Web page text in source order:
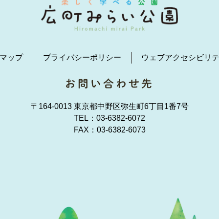
ップ プライバシーポリシー ウェブアクセシビリ
〒164-0013 東京都中野区弥生町6丁目1番7号
TEL： 03-6382-6072
FAX：03-6382-6073